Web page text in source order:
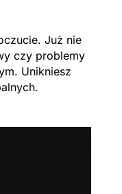
Już nie
czy problemy
Unikniesz